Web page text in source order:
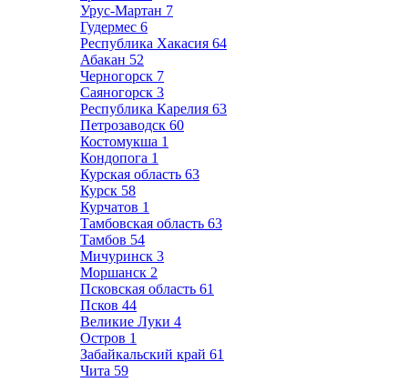
Урус-Мартан 7
Гудермес 6
Республика Хакасия 64
Абакан 52
Черногорск 7
Саяногорск 3
Республика Карелия 63
Петрозаводск 60
Костомукша 1
Кондопога 1
Курская область 63
Курск 58
Курчатов 1
Тамбовская область 63
Тамбов 54
Мичуринск 3
Моршанск 2
Псковская область 61
Псков 44
Великие Луки 4
Остров 1
Забайкальский край 61
Чита 59